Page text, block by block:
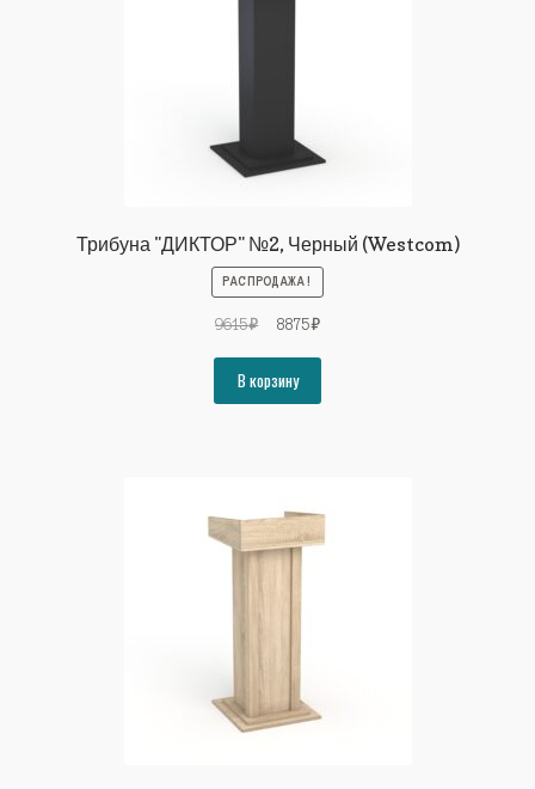
Трибуна "ДИКТОР" №2, Черный (Westcom)
РАСПРОДАЖА!
9615₽
Первоначальная
составляла
9615₽.
8875₽Текущая
В корзину